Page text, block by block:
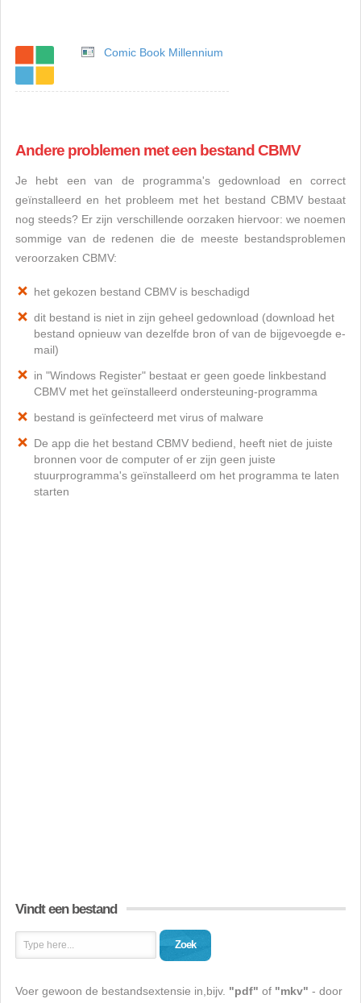
Comic Book Millennium
Andere problemen met een bestand CBMV
Je hebt een van de programma's gedownload en correct
geïnstalleerd en het probleem met het bestand CBMV bestaat
nog steeds? Er zijn verschillende oorzaken hiervoor: we noemen
sommige van de redenen die de meeste bestandsproblemen
veroorzaken CBMV:
het gekozen bestand CBMV is beschadigd
dit bestand is niet in zijn geheel gedownload (download het
bestand opnieuw van dezelfde bron of van de bijgevoegde e-
mail)
in "Windows Register" bestaat er geen goede linkbestand
CBMV met het geïnstalleerd ondersteuning-programma
bestand is geïnfecteerd met virus of malware
De app die het bestand CBMV bediend, heeft niet de juiste
bronnen voor de computer of er zijn geen juiste
stuurprogramma's geïnstalleerd om het programma te laten
starten
Vindt een bestand
Zoek
Voer gewoon de bestandsextensie in,bijv. "pdf" of "mkv" - door